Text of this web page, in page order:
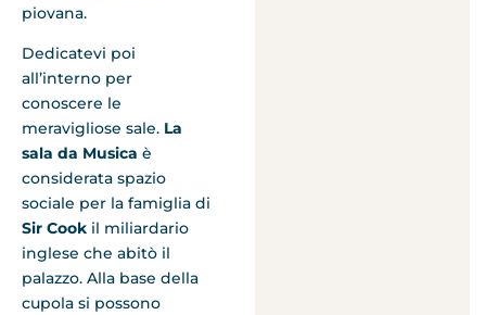
piovana.
Dedicatevi poi
all’interno per
conoscere le
meravigliose sale. La
sala da Musica è
considerata spazio
sociale per la famiglia di
Sir Cook il miliardario
inglese che abitò il
palazzo. Alla base della
cupola si possono